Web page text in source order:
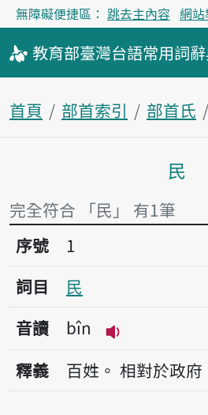
無障礙便捷區： 跳去主內容 網
教育部臺灣台語常用詞
首頁 部首索引 部首氏
主
民
完全符合 「民」 有1筆
序號1民
序號
1
詞目
民
音讀
bîn
播放音讀bîn
釋義 百姓。 相對於政府